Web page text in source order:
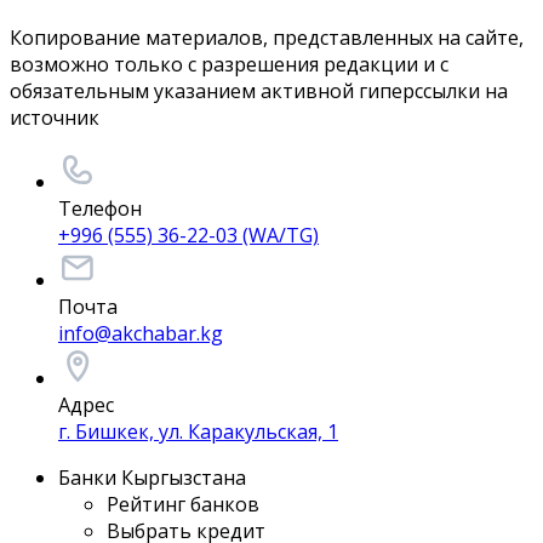
Копирование материалов, представленных на сайте,
возможно только с разрешения редакции и с
обязательным указанием активной гиперссылки на
источник
Телефон
+996 (555) 36-22-03 (WA/TG)
Почта
info@akchabar.kg
Адрес
г. Бишкек, ул. Каракульская, 1
Банки Кыргызстана
Рейтинг банков
Выбрать кредит